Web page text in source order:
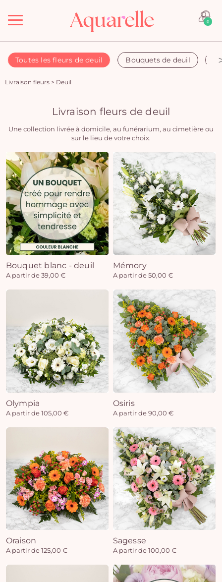
Menu 0
Toutes les fleurs de deuil Bouquets de deuil
Livraison fleurs > Deuil
Livraison fleurs de deuil
Une collection livrée à domicile, au funérarium, au cimetière ou
sur le lieu de votre choix.
Bouquet blanc - deuil
A partir de 39,00 €
Mémory
A partir de 50,00 €
Olympia
A partir de 105,00 €
Osiris
A partir de 90,00 €
Oraison
A partir de 125,00 €
Sagesse
A partir de 100,00 €